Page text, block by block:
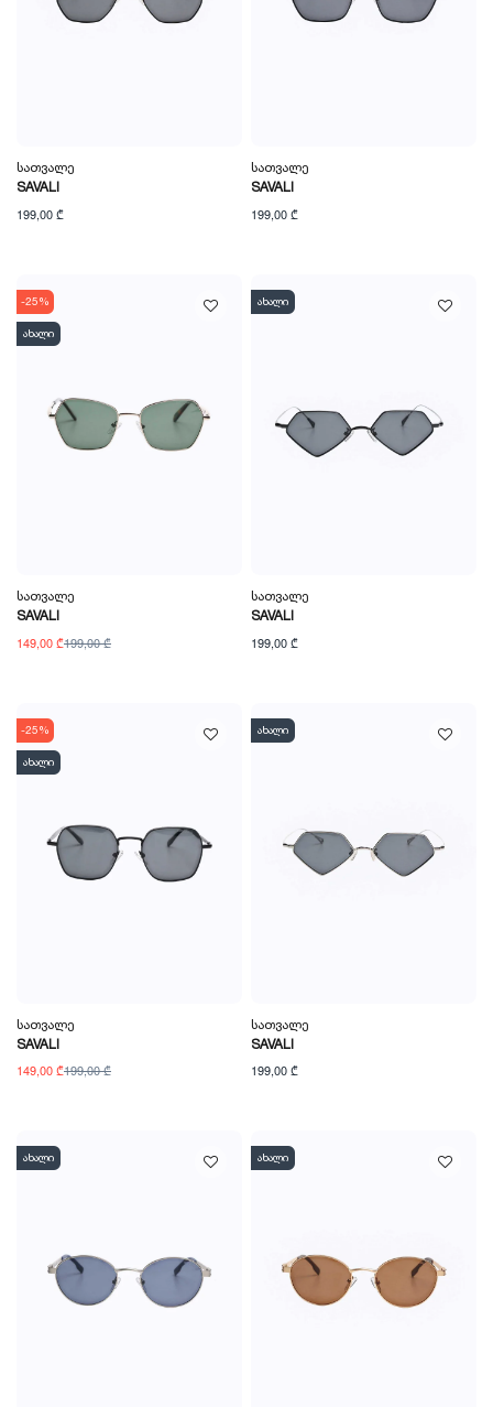
Სათვალე
SAVALI
199,00 ₾
Სათვალე
SAVALI
199,00 ₾
-25%
ახალი
Სათვალე
SAVALI
149,00 ₾199,00 ₾
ახალი
Სათვალე
SAVALI
199,00 ₾
-25%
ახალი
Სათვალე
SAVALI
149,00 ₾199,00 ₾
ახალი
Სათვალე
SAVALI
199,00 ₾
ახალი ახალი